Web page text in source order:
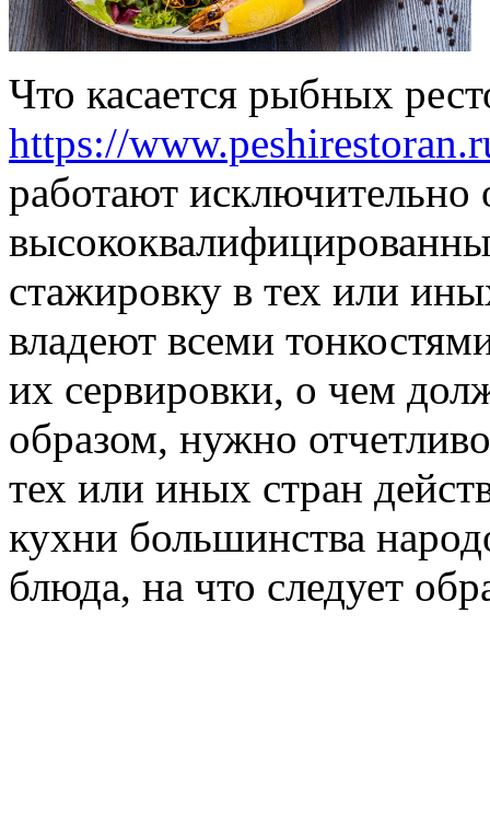
Что касается рыбных
https://
работают
стажировку в тех или
владеют всеми
их сервировки, о чем
образом, нужно
тех или иных стран
кухни большинства
блюда, на что следует